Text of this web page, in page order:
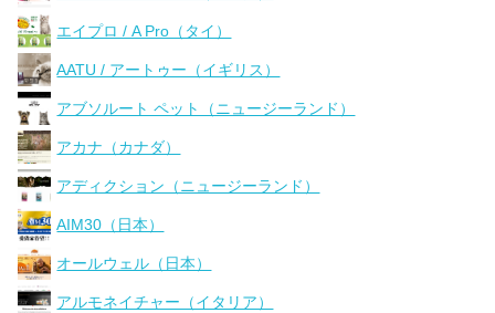
エイプロ / A Pro（タイ）
AATU / アートゥー（イギリス）
アブソルート ペット（ニュージーランド）
アカナ（カナダ）
アディクション（ニュージーランド）
AIM30（日本）
オールウェル（日本）
アルモネイチャー（イタリア）